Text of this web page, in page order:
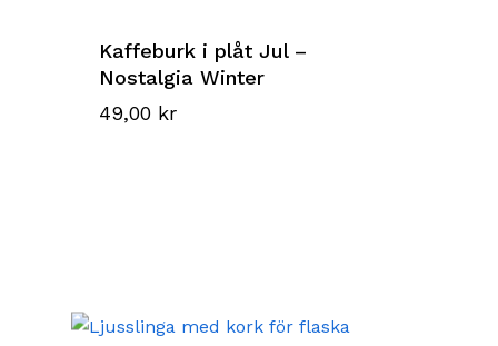
Kaffeburk i plåt Jul –
Nostalgia Winter
49,00 kr